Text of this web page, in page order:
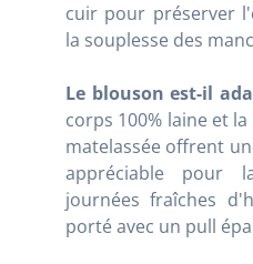
cuir pour préserver
la souplesse des
Le blouson est-il
corps 100% laine et
matelassée offrent
appréciable pour
journées fraîches
porté avec un pull